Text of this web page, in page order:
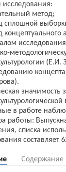
метод;
сплошной
концептуального
в работе
работы:
списка
Содержание